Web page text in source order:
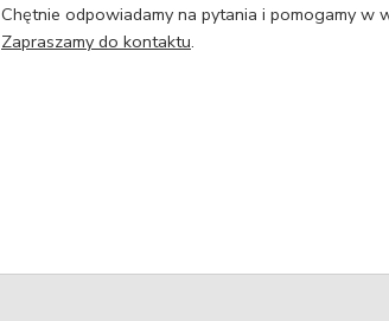
Chętnie odpowiadamy na pytania i pomogamy w
Zapraszamy do kontaktu.